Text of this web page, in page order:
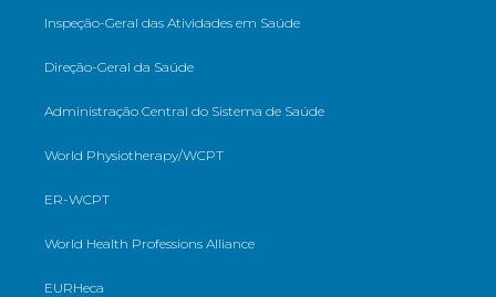
Inspeção-Geral das Atividades em Saúde
Direção-Geral da Saúde
Administração Central do Sistema de Saúde
World Physiotherapy/WCPT
ER-WCPT
World Health Professions Alliance
EURHeca